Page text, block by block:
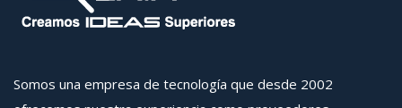
Somos una empresa de tecnología que desde 2002